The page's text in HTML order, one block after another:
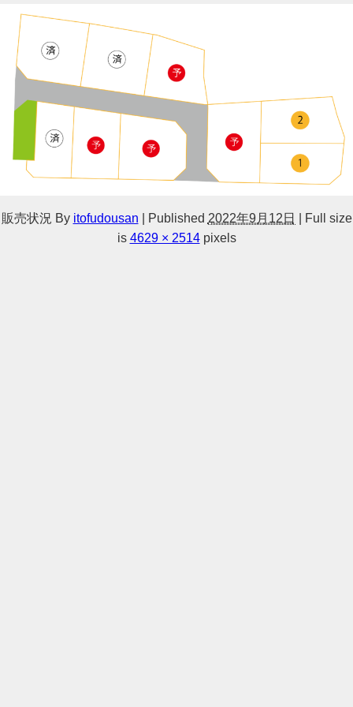
販売状況 By itofudousan Published 2022年9月12日
Full size
is 4629 × 2514pixels